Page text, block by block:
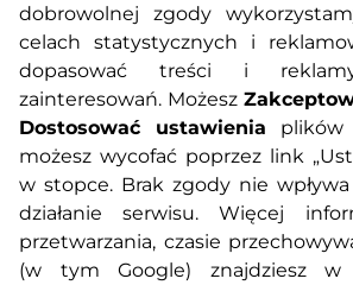
O nas
Polityka prywatności
Metody płatności
Usługi dodatkowe
dobrowolnej zgody
celach statystycznych i
dopasować treści i
zainteresowań. Możesz
Dostosować ustawienia plików
możesz wycofać poprzez link
w stopce. Brak zgody nie
działanie serwisu. Więcej
przetwarzania, czasie
(w tym Google) znajdziesz w